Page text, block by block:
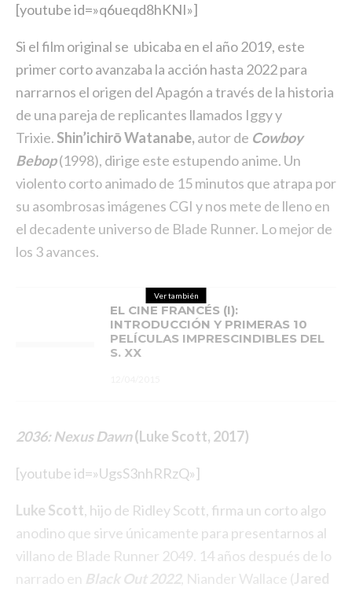
[youtube id=»q6ueqd8hKNI»]
Si el film original se ubicaba en el año 2019, este
primer corto avanzaba la acción hasta 2022 para
narrarnos el origen del Apagón a través de la historia
de una pareja de replicantes llamados Iggy y
Trixie.Shin’ichirō Watanabe, autor de Cowboy
Bebop(1998), dirige este estupendo anime. Un
violento corto animado de 15 minutos que atrapa por
su asombrosas imágenes CGI y nos mete de lleno en
el decadente universo de Blade Runner. Lo mejor de
los 3 avances.
Ver también
EL CINE FRANCÉS (I):
INTRODUCCIÓN Y PRIMERAS 10
PELÍCULAS IMPRESCINDIBLES DEL
S. XX
2036: Nexus Dawn(Luke Scott, 2017)
[youtube id=»UgsS3nhRRzQ»]
Luke Scott, hijo de Ridley Scott, firma un corto algo
anodino que sirve únicamente para presentarnos al
villano de Blade Runner 2049. 14 años después de lo
narrado en Black Out 2022, Niander Wallace (Jared